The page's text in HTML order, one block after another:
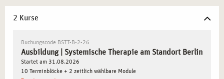
in sozialen und therapeutischen Einrichtungen ist hoch.
Starke Vernetzung mit Fachstellen und Praxisorten:
sozialen Trägern bieten praxisnahe Lernmöglichkeiten.
Inspirierendes kulturelles Umfeld: Kunst, Musik,
2 Kurse
Buchungscode BSTT-B-2-26
Ausbildung | Systemische Therapie am Standort Berlin
Startet am 31.08.2026
10 Terminblöcke + 2 zeitlich wählbare Module